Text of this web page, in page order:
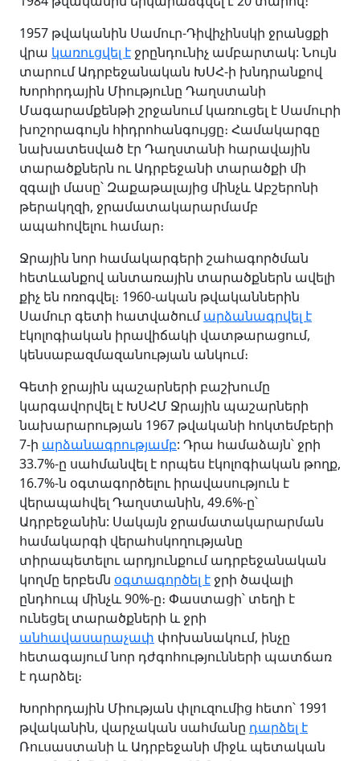
1957 թվականին Սամուր-Դիվիչինսկի ջրանցքի
վրա կառուցվել է ջրընդունիչ ամբարտակ: Նույն
տարում Ադրբեջանական ԽՍՀ-ի խնդրանքով
Խորհրդային Միությունը Դաղստանի
Մագարամքենթի շրջանում կառուցել է Սամուրի
խոշորագույն հիդրոհանգույցը։ Համակարգը
նախատեսված էր Դաղստանի հարավային
տարածքներն ու Ադրբեջանի տարածքի մի
զգալի մասը՝ Զաքաթալայից մինչև Աբշերոնի
թերակղզի, ջրամատակարարմամբ
ապահովելու համար։
Ջրային նոր համակարգերի շահագործման
հետևանքով անտառային տարածքներն ավելի
քիչ են ոռոգվել։ 1960-ական թվականներին
Սամուր գետի հատվածումարձանագրվել է
էկոլոգիական իրավիճակի վատթարացում,
կենսաբազմազանության անկում։
Գետի ջրային պաշարների բաշխումը
կարգավորվել է ԽՍՀՄ Ջրային պաշարների
նախարարության 1967 թվականի հոկտեմբերի
7-ի արձանագրությամբ: Դրա համաձայն՝ ջրի
33.7%-ը սահմանվել է որպես էկոլոգիական թողք,
16.7%-ն օգտագործելու իրավասություն է
վերապահվել Դաղստանին, 49.6%-ը՝
Ադրբեջանին: Սակայն ջրամատակարարման
համակարգի վերահսկողությանը
տիրապետելու արդյունքում ադրբեջանական
կողմը երբեմն օգտագործել է ջրի ծավալի
ընդհուպ մինչև 90%-ը։ Փաստացի՝ տեղի է
ունեցել տարածքների և ջրի
անհավասարաչափ փոխանակում, ինչը
հետագայում նոր դժգոհությունների պատճառ
է դարձել։
Խորհրդային Միության փլուզումից հետո՝ 1991
թվականին, վարչական սահմանը դարձել է
Ռուսաստանի և Ադրբեջանի միջև պետական